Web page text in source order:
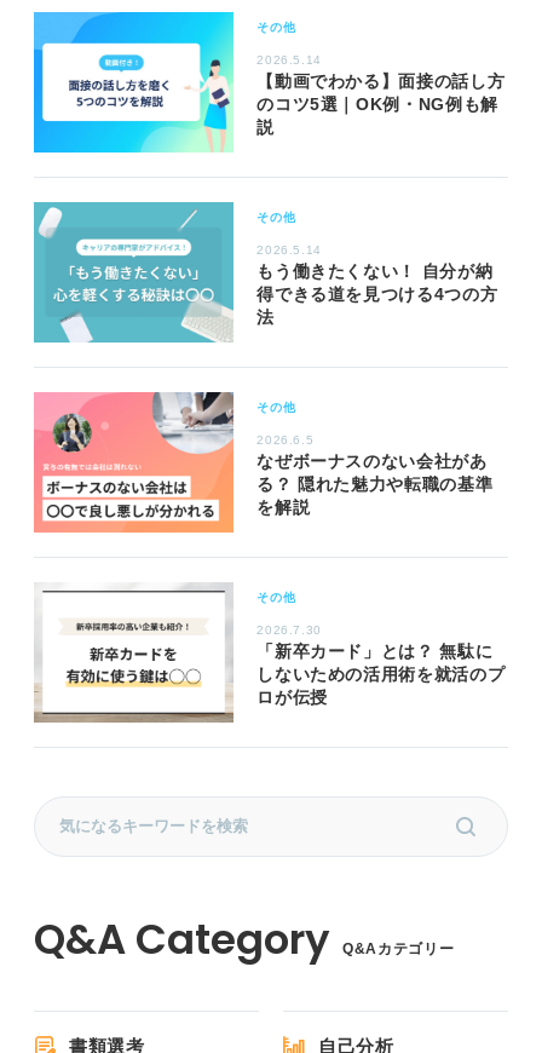
その他
2026.5.14
【動画でわかる】面接の話し方
のコツ5選｜OK例・NG例も解
説
その他
2026.5.14
もう働きたくない！ 自分が納
得できる道を見つける4つの方
法
その他
2026.6.5
なぜボーナスのない会社があ
る？ 隠れた魅力や転職の基準
を解説
その他
2026.7.30
「新卒カード」とは？ 無駄に
しないための活用術を就活のプ
ロが伝授
Q&Aカテゴリー
書類選考 自己分析